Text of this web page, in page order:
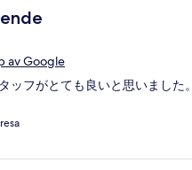
av Google
ッフがとても良いと思いました